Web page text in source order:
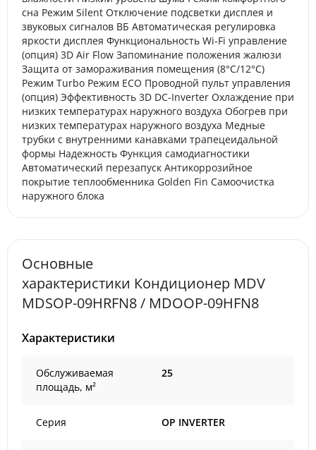
сна Режим Silent Отключение подсветки дисплея и
звуковых сигналов ВБ Автоматическая регулировка
яркости дисплея Функциональность Wi-Fi управление
(опция) 3D Air Flow Запоминание положения жалюзи
Защита от замораживания помещения (8°C/12°С)
Режим Turbo Режим ECO Проводной пульт управления
(опция) Эффективность 3D DC-Inverter Охлаждение при
низких температурах наружного воздуха Обогрев при
низких температурах наружного воздуха Медные
трубки с внутренними канавками трапецеидальной
формы Надежность Функция самодиагностики
Автоматический перезапуск Антикоррозийное
покрытие теплообменника Golden Fin Самоочистка
наружного блока
Основные
характеристики Кондиционер MDV
MDSOP-09HRFN8 / MDOOP-09HFN8
Характеристики
Обслуживаемая
площадь, м²
25
Серия OP INVERTER